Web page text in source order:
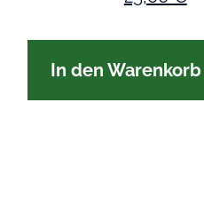
In den Warenkorb